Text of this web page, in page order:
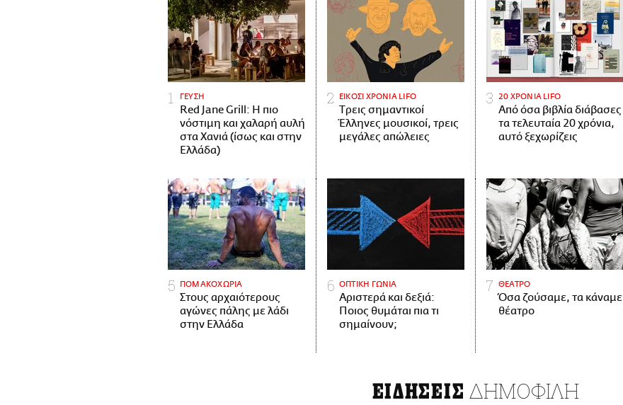
ΓΕΥΣΗ
Red Jane Grill: Η πιο
νόστιμη και χαλαρή αυλή
στα Χανιά (ίσως και στην
Ελλάδα)
ΕΙΚΟΣΙ ΧΡΟΝΙΑ LIFO
Tρεις σημαντικοί
Έλληνες μουσικοί, τρεις
μεγάλες απώλειες
20 ΧΡΟΝΙΑ LIFO
Από όσα βιβλία διάβασες
τα τελευταία 20 χρόνια,
αυτό ξεχωρίζεις
ΠΟΜΑΚΟΧΩΡΙΑ
Στους αρχαιότερους
αγώνες πάλης με λάδι
στην Ελλάδα
ΟΠΤΙΚΗ ΓΩΝΙΑ
Αριστερά και δεξιά:
Ποιος θυμάται πια τι
σημαίνουν;
ΘΕΑΤΡΟ
Όσα ζούσαμε, τα κάναμε
θέατρο
ΕΙΔΗΣΕΙΣ ΔΗΜΟΦΙΛΗ